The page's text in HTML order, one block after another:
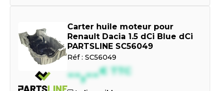
Carter huile moteur pour
Renault Dacia 1.5 dCi Blue dCi
PARTSLINE SC56049
Réf : SC56049
--,--€ TTC